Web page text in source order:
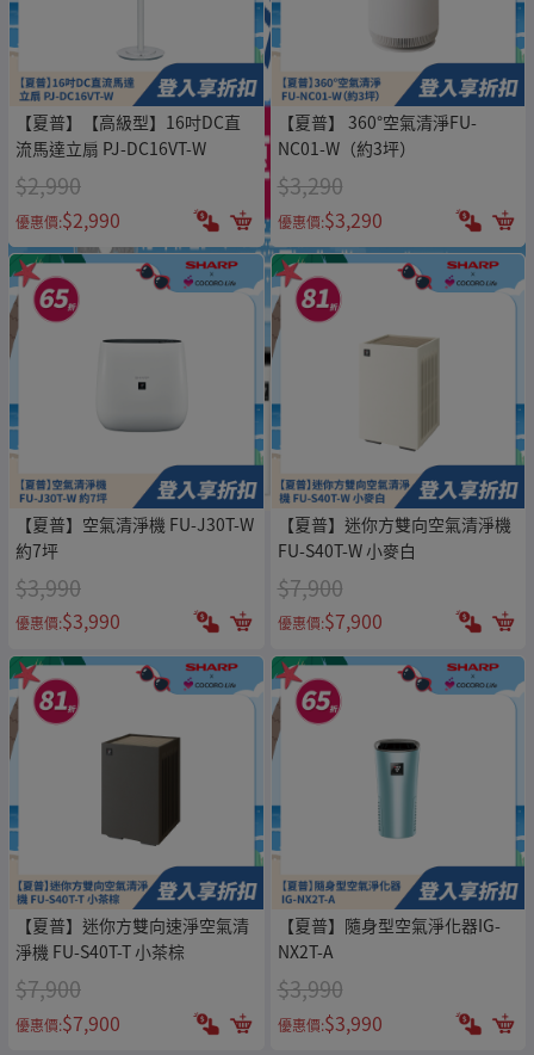
【夏普】【高級型】16吋DC直
流馬達立扇 PJ-DC16VT-W
$2,990
優惠價:$2,990
【夏普】 360°空氣清淨FU-
NC01-W（約3坪）
$3,290
優惠價:$3,290
【夏普】空氣清淨機 FU-J30T-W
約7坪
$3,990
優惠價:$3,990
【夏普】迷你方雙向空氣清淨機
FU-S40T-W 小麥白
$7,900
優惠價:$7,900
【夏普】迷你方雙向速淨空氣清
淨機 FU-S40T-T 小茶棕
$7,900
優惠價:$7,900
【夏普】隨身型空氣淨化器IG-
NX2T-A
$3,990
優惠價:$3,990